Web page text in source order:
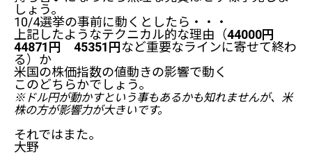
しょう。
10/4選挙の事前に動くとしたら・・・
上記したようなテクニカル的な理由（44000円
44871円 45351円など重要なラインに寄せて終わ
る）か
米国の株価指数の値動きの影響で動く
このどちらかでしょう。
※ドル円が動かすという事もあるかも知れませんが、米
株の方が影響力が大きいです。
それではまた。
大野